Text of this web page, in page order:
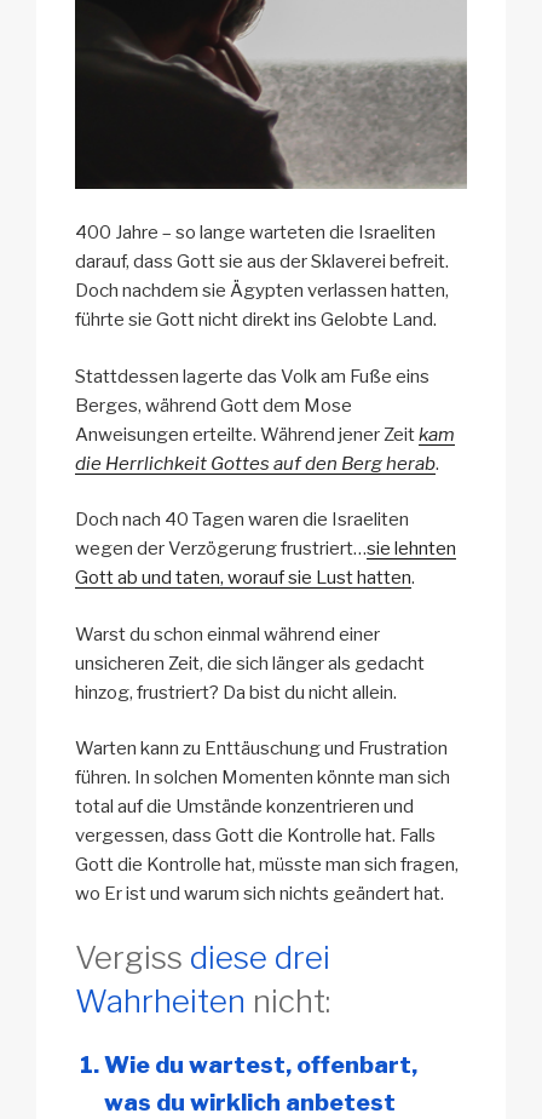
400 Jahre – so lange warteten die Israeliten
darauf, dass Gott sie aus der Sklaverei befreit.
Doch nachdem sie Ägypten verlassen hatten,
führte sie Gott nicht direkt ins Gelobte Land.
Stattdessen lagerte das Volk am Fuße eins
Berges, während Gott dem Mose
Anweisungen erteilte. Während jener Zeitkam
die Herrlichkeit Gottes auf den Berg herab.
Doch nach 40 Tagen waren die Israeliten
wegen der Verzögerung frustriert…sie lehnten
Gott ab und taten, worauf sie Lust hatten.
Warst du schon einmal während einer
unsicheren Zeit, die sich länger als gedacht
hinzog, frustriert? Da bist du nicht allein.
Warten kann zu Enttäuschung und Frustration
führen. In solchen Momenten könnte man sich
total auf die Umstände konzentrieren und
vergessen, dass Gott die Kontrolle hat. Falls
Gott die Kontrolle hat, müsste man sich fragen,
wo Er ist und warum sich nichts geändert hat.
Vergiss diese drei
Wahrheiten nicht:
Wie du wartest, offenbart,
was du wirklich anbetest